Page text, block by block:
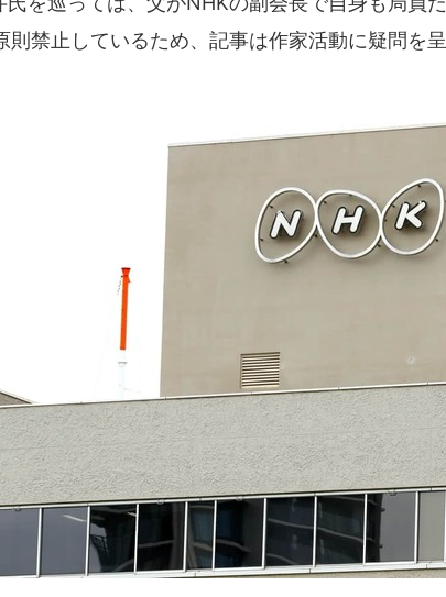
則禁止しているため、記事は作家活動に疑問を